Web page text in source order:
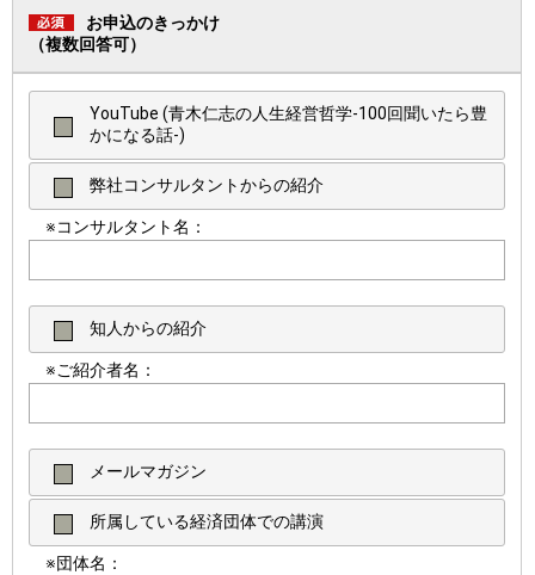
お申込のきっかけ
（複数回答可）
YouTube (青木仁志の人生経営哲学-100回聞いたら豊
かになる話-)
弊社コンサルタントからの紹介
※コンサルタント名：
知人からの紹介
※ご紹介者名：
メールマガジン
所属している経済団体での講演
※団体名：